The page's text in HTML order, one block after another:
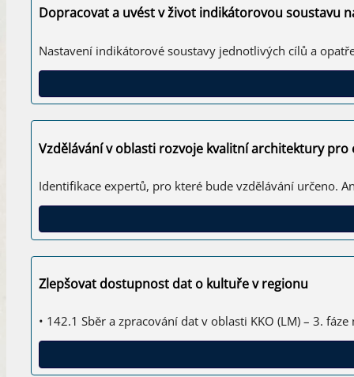
Dopracovat a uvést v život indikátorovou soustavu
Nastavení indikátorové soustavy jednotlivých cílů a
Vzdělávání v oblasti rozvoje kvalitní architektury pro
Identifikace expertů, pro které bude vzdělávání určeno.
Zlepšovat dostupnost dat o kultuře v regionu
• 142.1 Sběr a zpracování dat v oblasti KKO (LM) – 3.